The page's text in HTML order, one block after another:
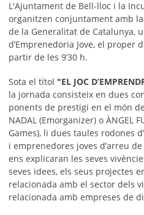
L'Ajuntament de Bell-lloc i la
organitzen conjuntament amb
de la Generalitat de Catalunya,
d’Emprenedoria Jove, el proper
partir de les 9’30 h.
Sota el títol "EL JOC
la jornada consisteix en dues
ponents de prestigi en el món
NADAL (Emorganizer) o ÀNGEL
Games), li dues taules rodones
i emprenedores joves d’arreu
ens explicaran les seves
seves idees, els seus projectes
relacionada amb el sector dels
relacionada amb empreses de